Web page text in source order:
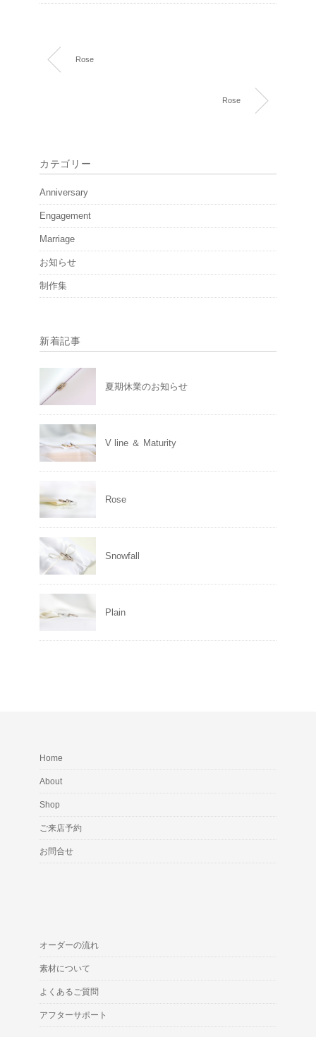
Rose
Rose
カテゴリー
Anniversary
Engagement
Marriage
お知らせ
制作集
新着記事
夏期休業のお知らせ
V line ＆ Maturity
Rose
Snowfall
Plain
Home
About
Shop
ご来店予約
お問合せ
オーダーの流れ
素材について
よくあるご質問
アフターサポート